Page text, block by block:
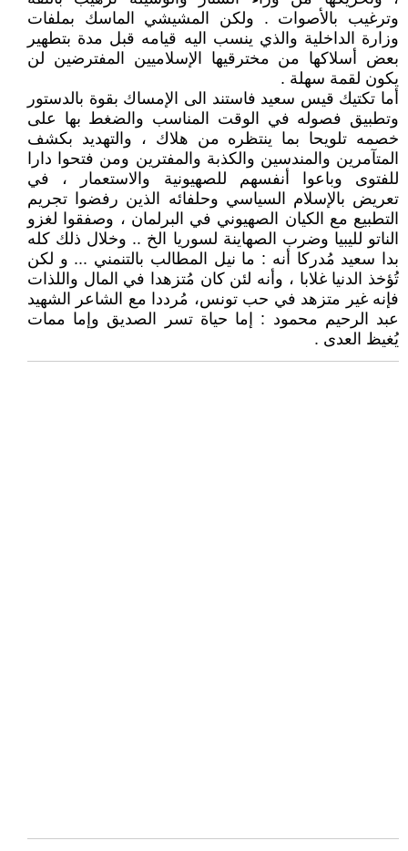
وترغيب بالأصوات . ولكن المشيشي الماسك بملفات
وزارة الداخلية والذي ينسب اليه قيامه قبل مدة بتطهير
بعض أسلاكها من مخترقيها الإسلاميين المفترضين لن
يكون لقمة سهلة .
أما تكتيك قيس سعيد فاستند الى الإمساك بقوة بالدستور
وتطبيق فصوله في الوقت المناسب والضغط بها على
خصمه تلويحا بما ينتظره من هلاك ، والتهديد بكشف
المتآمرين والمندسين والكذبة والمفترين ومن فتحوا دارا
للفتوى وباعوا أنفسهم للصهيونية والاستعمار ، في
تعريض بالإسلام السياسي وحلفائه الذين رفضوا تجريم
التطبيع مع الكيان الصهيوني في البرلمان ، وصفقوا لغزو
الناتو لليبيا وضرب الصهاينة لسوريا الخ .. وخلال ذلك كله
بدا سعيد مُدركا أنه : ما نيل المطالب بالتنمني ... و لكن
تُؤخذ الدنيا غلابا ، وأنه لئن كان مُتزهدا في المال واللذات
فإنه غير متزهد في حب تونس، مُرددا مع الشاعر الشهيد
عبد الرحيم محمود : إما حياة تسر الصديق وإما ممات
يُغيظ العدى .